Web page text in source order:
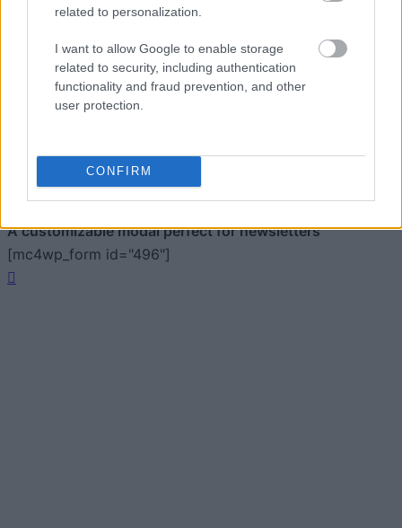
related to personalization.
I want to allow Google to enable storage
related to security, including authentication
functionality and fraud prevention, and other
user protection.
CONFIRM
Zacznij pisać, żeby zobaczyć wyniki lub przyciśnij ESC,
by zamknąć
SUBSCRIBE
A customizable modal perfect for newsletters
[mc4wp_form id="496"]